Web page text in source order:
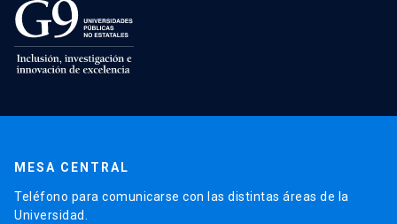
MESA CENTRAL
Teléfono para comunicarse con las distintas áreas de la
Universidad.